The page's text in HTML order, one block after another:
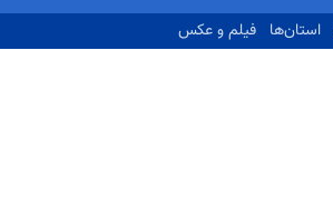
استان‌ها فیلم و عکس